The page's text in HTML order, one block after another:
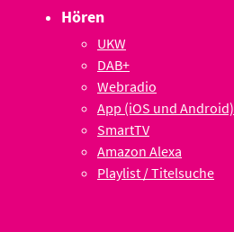
Hören
UKW
DAB+
Webradio
App (iOS und Android)
SmartTV
Amazon Alexa
Playlist / Titelsuche